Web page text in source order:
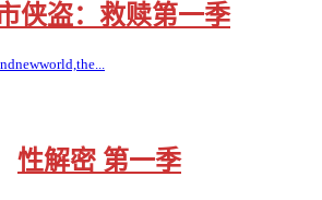
侠盗：救赎第一季
性解密 第一季